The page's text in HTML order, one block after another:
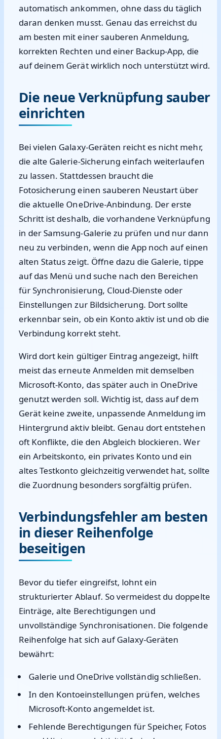
automatisch ankommen, ohne dass du täglich
daran denken musst. Genau das erreichst du
am besten mit einer sauberen Anmeldung,
korrekten Rechten und einer Backup-App, die
auf deinem Gerät wirklich noch unterstützt wird.
Die neue Verknüpfung sauber
einrichten
Bei vielen Galaxy-Geräten reicht es nicht mehr,
die alte Galerie-Sicherung einfach weiterlaufen
zu lassen. Stattdessen braucht die
Fotosicherung einen sauberen Neustart über
die aktuelle OneDrive-Anbindung. Der erste
Schritt ist deshalb, die vorhandene Verknüpfung
in der Samsung-Galerie zu prüfen und nur dann
neu zu verbinden, wenn die App noch auf einen
alten Status zeigt. Öffne dazu die Galerie, tippe
auf das Menü und suche nach den Bereichen
für Synchronisierung, Cloud-Dienste oder
Einstellungen zur Bildsicherung. Dort sollte
erkennbar sein, ob ein Konto aktiv ist und ob die
Verbindung korrekt steht.
Wird dort kein gültiger Eintrag angezeigt, hilft
meist das erneute Anmelden mit demselben
Microsoft-Konto, das später auch in OneDrive
genutzt werden soll. Wichtig ist, dass auf dem
Gerät keine zweite, unpassende Anmeldung im
Hintergrund aktiv bleibt. Genau dort entstehen
oft Konflikte, die den Abgleich blockieren. Wer
ein Arbeitskonto, ein privates Konto und ein
altes Testkonto gleichzeitig verwendet hat, sollte
die Zuordnung besonders sorgfältig prüfen.
Verbindungsfehler am besten
in dieser Reihenfolge
beseitigen
Bevor du tiefer eingreifst, lohnt ein
strukturierter Ablauf. So vermeidest du doppelte
Einträge, alte Berechtigungen und
unvollständige Synchronisationen. Die folgende
Reihenfolge hat sich auf Galaxy-Geräten
bewährt:
Galerie und OneDrive vollständig schließen.
In den Kontoeinstellungen prüfen, welches
Microsoft-Konto angemeldet ist.
Fehlende Berechtigungen für Speicher, Fotos